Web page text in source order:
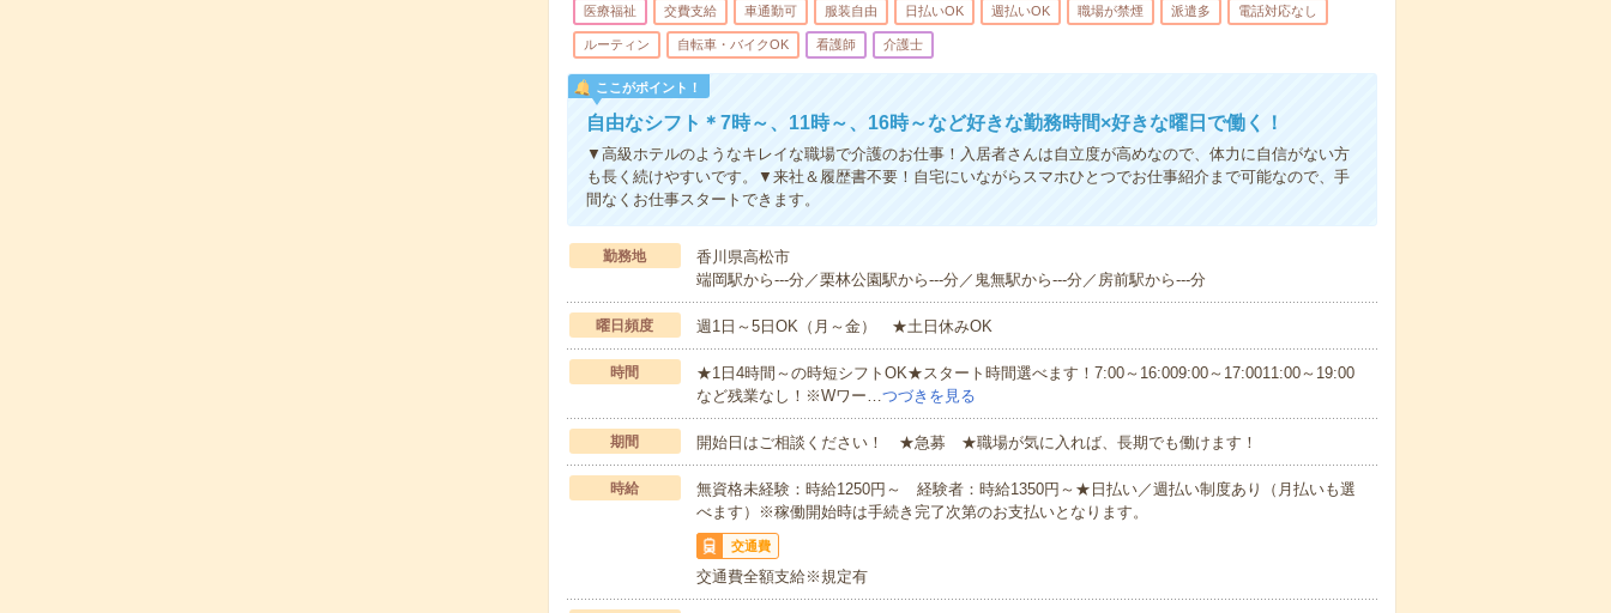
医療福祉 交費支給 車通勤可 服装自由 日払いOK 週払いOK 職場が禁煙 派遣多 電話対応なし
ルーティン 自転車・バイクOK 看護師 介護士
ここがポイント！
自由なシフト＊7時～、11時～、16時～など好きな勤務時間×好きな曜日で働く！
▼高級ホテルのようなキレイな職場で介護のお仕事！入居者さんは自立度が高めなので、体力に自信がない方
も長く続けやすいです。▼来社＆履歴書不要！自宅にいながらスマホひとつでお仕事紹介まで可能なので、手
間なくお仕事スタートできます。
勤務地
香川県高松市
端岡駅から---分／栗林公園駅から---分／鬼無駅から---分／房前駅から---分
曜日頻度 週1日～5日OK（月～金） ★土日休みOK
時間
★1日4時間～の時短シフトOK★スタート時間選べます！7:00～16:009:00～17:0011:00～19:00
など残業なし！※Wワー…つづきを見る
期間 開始日はご相談ください！ ★急募 ★職場が気に入れば、長期でも働けます！
時給
無資格未経験：時給1250円～ 経験者：時給1350円～★日払い／週払い制度あり（月払いも選
べます）※稼働開始時は手続き完了次第のお支払いとなります。
交通費
交通費全額支給※規定有